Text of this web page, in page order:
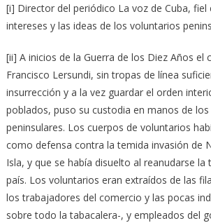
[i] Director del periódico La voz de Cuba, fiel
intereses y las ideas de los voluntarios
[ii] A inicios de la Guerra de los Diez Años el
Francisco Lersundi, sin tropas de línea
insurrección y a la vez guardar el orden
poblados, puso su custodia en manos de
peninsulares. Los cuerpos de voluntarios
como defensa contra la temida invasión de
Isla, y que se había disuelto al reanudarse la
país. Los voluntarios eran extraídos de las
los trabajadores del comercio y las pocas
sobre todo la tabacalera-, y empleados del